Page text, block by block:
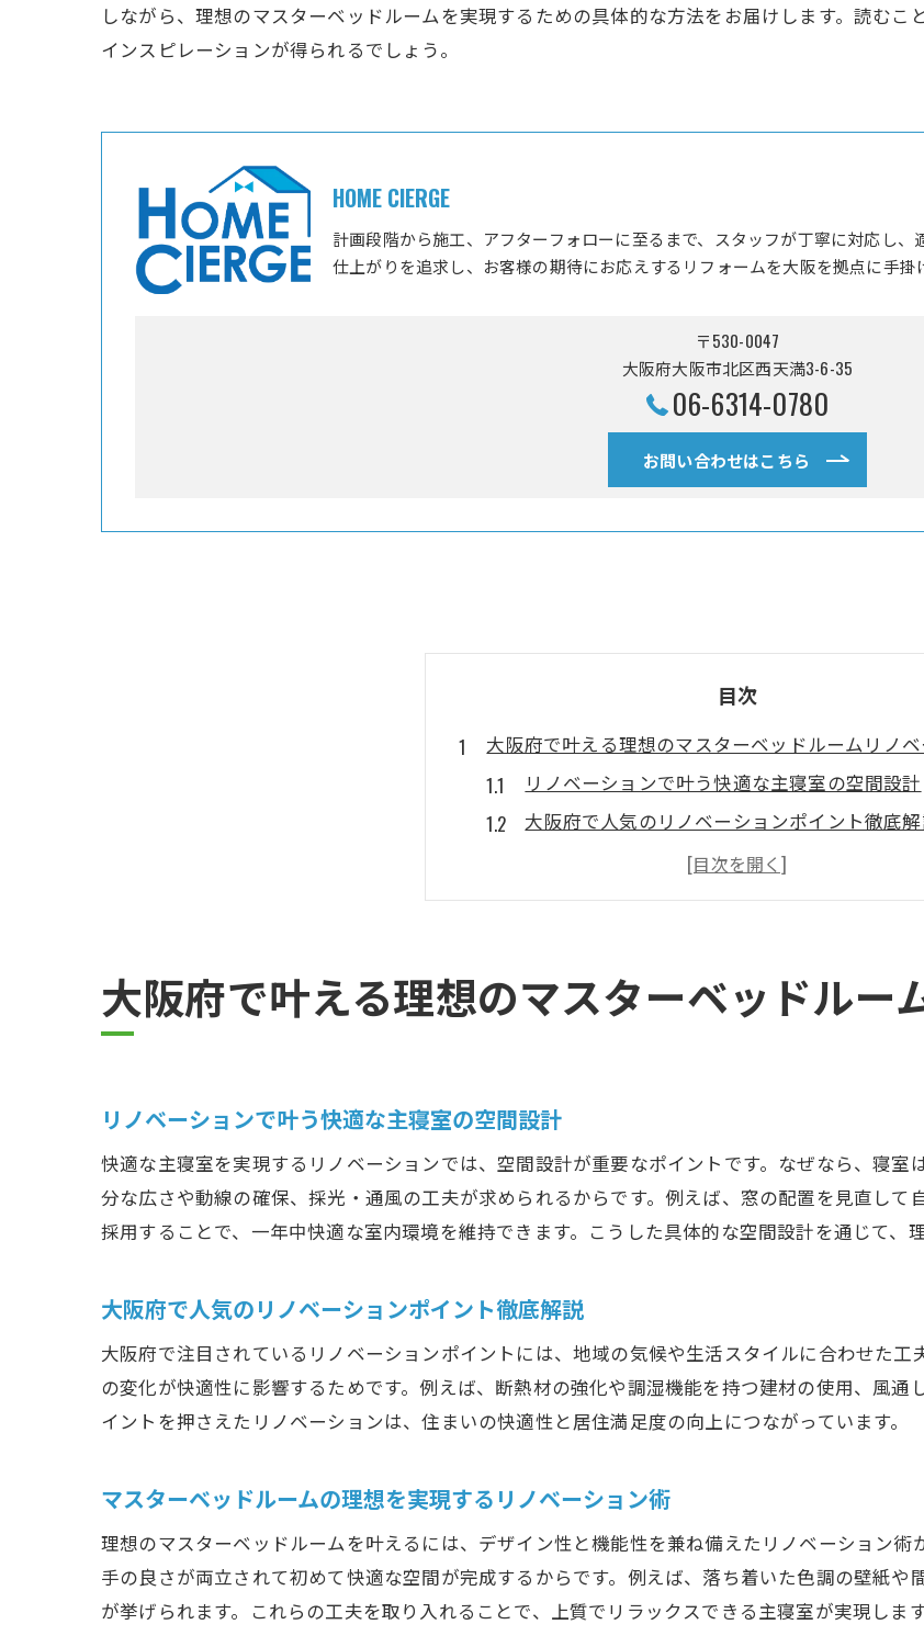
しながら、理想のマスターベッドルームを実現するための具体的な方法をお届けします。読む
インスピレーションが得られるでしょう。
HOME CIERGE
計画段階から施工、アフターフォローに至るまで、スタッフが丁寧に対応し
仕上がりを追求し、お客様の期待にお応えするリフォームを大阪を拠点に手掛
〒530-0047
大阪府大阪市北区西天満3-6-35
06-6314-0780
お問い合わせはこちら
目次
大阪府で叶える理想のマスターベッドルームリノ
リノベーションで叶う快適な主寝室の空間設計
大阪府で人気のリノベーションポイント徹底
マスターベッドルームの理想を実現するリノベ
リノベーションで変わる主寝室の収納と動線
リノベーション成功のためのチェックポイント
快適な住まいを創るためのリノベーションアイデア
暮らしやすさを追求したリノベーション提案
リノベーションで叶える理想と機能の両立方法
家族が快適に過ごせるリノベーションの秘訣
大阪府の住まいに合うリノベーション事例紹介
リノベーションで注目の最新デザイントレンド
大阪府で話題のリノベーションデザインとは
マスターベッドルームに合う今旬のリノベー
リノベーション事例から学ぶデザインの工夫
リノベーションでトレンドを取り入れるコツ
マスターベッドルームのリノベーションなら大阪
大阪府でリノベーションが選ばれる理由とは
マスターベッドルーム向けリノベーションの魅
大阪府で叶える理想のマスターベッドルー
リノベーションで叶う快適な主寝室の空間設計
快適な主寝室を実現するリノベーションでは、空間設計が重要なポイントです。なぜなら、寝
分な広さや動線の確保、採光・通風の工夫が求められるからです。例えば、窓の配置を見直し
採用することで、一年中快適な室内環境を維持できます。こうした具体的な空間設計を通じて、
大阪府で人気のリノベーションポイント徹底解説
大阪府で注目されているリノベーションポイントには、地域の気候や生活スタイルに合わせた
の変化が快適性に影響するためです。例えば、断熱材の強化や調湿機能を持つ建材の使用、風
イントを押さえたリノベーションは、住まいの快適性と居住満足度の向上につながっています。
マスターベッドルームの理想を実現するリノベーション術
理想のマスターベッドルームを叶えるには、デザイン性と機能性を兼ね備えたリノベーション
手の良さが両立されて初めて快適な空間が完成するからです。例えば、落ち着いた色調の壁紙
が挙げられます。これらの工夫を取り入れることで、上質でリラックスできる主寝室が実現します